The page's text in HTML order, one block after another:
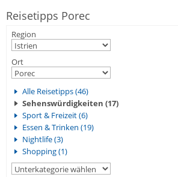
Reisetipps Porec
Region
Ort
Alle Reisetipps (46)
Sehenswürdigkeiten (17)
Sport & Freizeit (6)
Essen & Trinken (19)
Nightlife (3)
Shopping (1)